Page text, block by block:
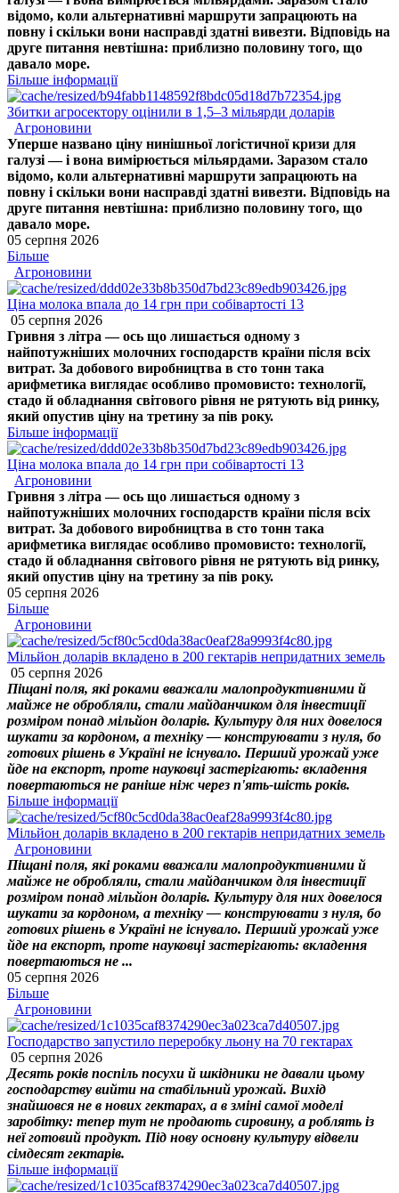
відомо, коли альтернативні маршрути запрацюють на
повну і скільки вони насправді здатні вивезти. Відповідь на
друге питання невтішна: приблизно половину того, що
давало море.
Більше інформації
Збитки агросектору оцінили в 1,5–3 мільярди доларів
Агроновини
Уперше названо ціну нинішньої логістичної кризи для
галузі — і вона вимірюється мільярдами. Заразом стало
відомо, коли альтернативні маршрути запрацюють на
повну і скільки вони насправді здатні вивезти. Відповідь на
друге питання невтішна: приблизно половину того, що
давало море.
05 серпня 2026
Більше
Агроновини
Ціна молока впала до 14 грн при собівартості 13
05 серпня 2026
Гривня з літра — ось що лишається одному з
найпотужніших молочних господарств країни після всіх
витрат. За добового виробництва в сто тонн така
арифметика виглядає особливо промовисто: технології,
стадо й обладнання світового рівня не рятують від ринку,
який опустив ціну на третину за пів року.
Більше інформації
Ціна молока впала до 14 грн при собівартості 13
Агроновини
Гривня з літра — ось що лишається одному з
найпотужніших молочних господарств країни після всіх
витрат. За добового виробництва в сто тонн така
арифметика виглядає особливо промовисто: технології,
стадо й обладнання світового рівня не рятують від ринку,
який опустив ціну на третину за пів року.
05 серпня 2026
Більше
Агроновини
Мільйон доларів вкладено в 200 гектарів непридатних земель
05 серпня 2026
Піщані поля, які роками вважали малопродуктивними й
майже не обробляли, стали майданчиком для інвестиції
розміром понад мільйон доларів. Культуру для них довелося
шукати за кордоном, а техніку — конструювати з нуля, бо
готових рішень в Україні не існувало. Перший урожай уже
йде на експорт, проте науковці застерігають: вкладення
повертаються не раніше ніж через п'ять-шість років.
Більше інформації
Мільйон доларів вкладено в 200 гектарів непридатних земель
Агроновини
Піщані поля, які роками вважали малопродуктивними й
майже не обробляли, стали майданчиком для інвестиції
розміром понад мільйон доларів. Культуру для них довелося
шукати за кордоном, а техніку — конструювати з нуля, бо
готових рішень в Україні не існувало. Перший урожай уже
йде на експорт, проте науковці застерігають: вкладення
повертаються не ...
05 серпня 2026
Більше
Агроновини
Господарство запустило переробку льону на 70 гектарах
05 серпня 2026
Десять років поспіль посухи й шкідники не давали цьому
господарству вийти на стабільний урожай. Вихід
знайшовся не в нових гектарах, а в зміні самої моделі
заробітку: тепер тут не продають сировину, а роблять із
неї готовий продукт. Під нову основну культуру відвели
сімдесят гектарів.
Більше інформації